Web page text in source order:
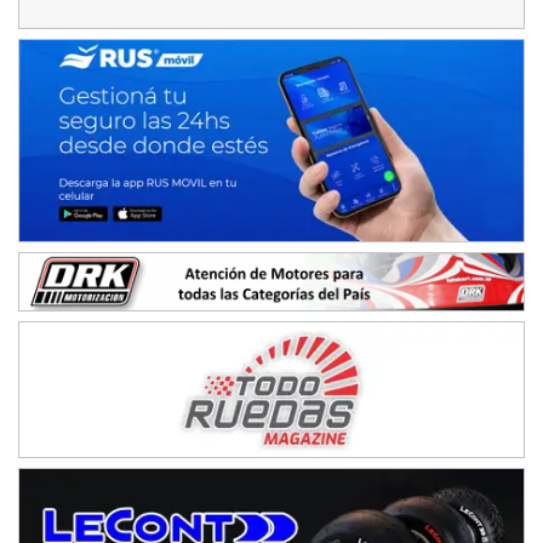
IAME SERIES ARGENTINA 6
Ramiro Tot (Asfalto)
Baradero (Buenos Aires)
KDO - F6
Ciudad de Trenque Lauquen (Asfalto)
Trenque Lauquen (Buenos Aires)
ENTRERRIANO - F6 (POSTERGADA)
Parque de la Velocidad (Asfalto)
Villaguay (Entre Ríos)
VICTORIENSE - F7
Moto Club Reginense (Tierra)
Gral. E. Godoy (Río Negro)
Juventud Unida (Tierra)